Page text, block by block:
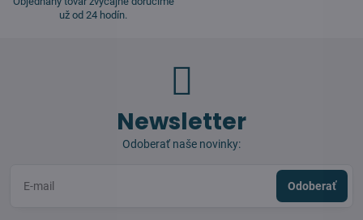
už od 24 hodín.
Newsletter
Odoberať naše novinky:
Odoberať